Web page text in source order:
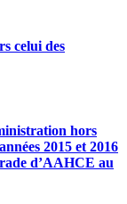
celui des
hors
2015 et 2016
d’AAHCE au